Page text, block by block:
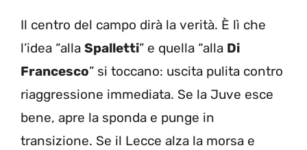
Il centro del campo dirà la verità. È lì che
l’idea “alla Spalletti” e quella “alla Di
Francesco” si toccano: uscita pulita contro
riaggressione immediata. Se la Juve esce
bene, apre la sponda e punge in
transizione. Se il Lecce alza la morsa e